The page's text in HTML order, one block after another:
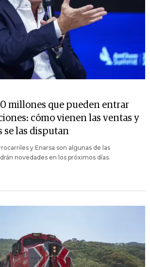
millones que pueden entrar
cómo vienen las ventas y
se las disputan
y Enarsa son algunas de las
novedades en los próximos días.